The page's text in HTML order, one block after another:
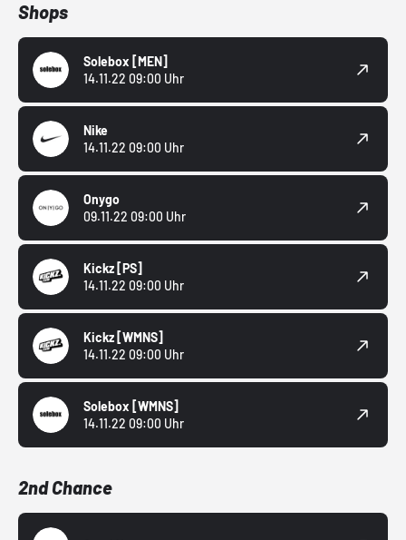
Shops
Solebox [MEN]
14.11.22 09:00 Uhr
Nike
14.11.22 09:00 Uhr
Onygo
09.11.22 09:00 Uhr
Kickz [PS]
14.11.22 09:00 Uhr
Kickz [WMNS]
14.11.22 09:00 Uhr
Solebox [WMNS]
14.11.22 09:00 Uhr
2nd Chance